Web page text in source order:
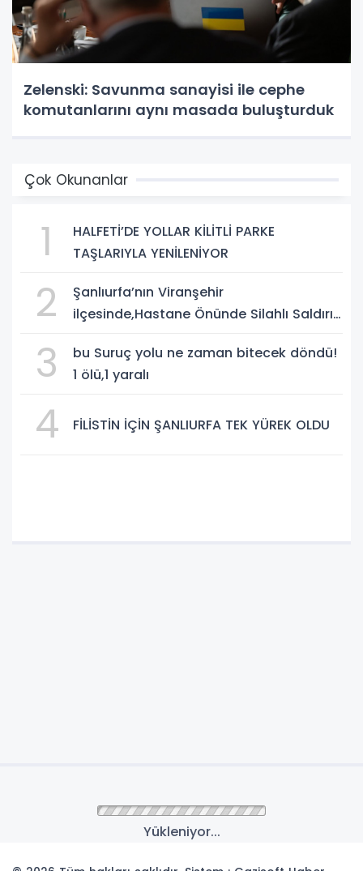
Zelenski: Savunma sanayisi ile cephe
komutanlarını aynı masada buluşturduk
Çok Okunanlar
1
HALFETİ’DE YOLLAR KİLİTLİ PARKE
TAŞLARIYLA YENİLENİYOR
2
Şanlıurfa’nın Viranşehir
ilçesinde,Hastane Önünde Silahlı Saldırı:
3
bu Suruç yolu ne zaman bitecek döndü!
1 ölü,1 yaralı
4 FİLİSTİN İÇİN ŞANLIURFA TEK YÜREK OLDU
GÜNCEL